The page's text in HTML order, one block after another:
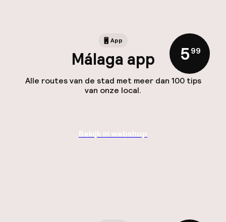
App
Málaga app
Alle routes van de stad met meer dan 100 tips
van onze local.
5,99
Bekijk in webshop